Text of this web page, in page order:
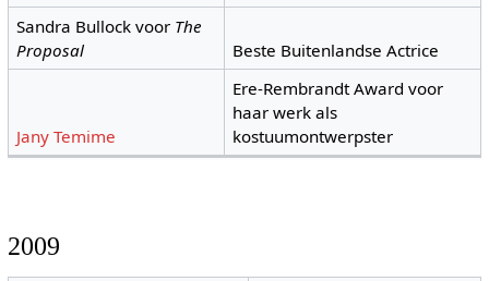
Sandra Bullock voor The
Proposal
Beste Buitenlandse Actrice
Jany Temime
Ere-Rembrandt Award voor
haar werk als
kostuumontwerpster
2009